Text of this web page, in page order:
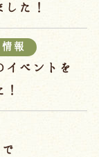
た！
報
イベントを